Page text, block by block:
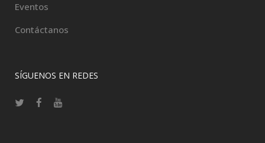
Eventos
Contáctanos
SÍGUENOS EN REDES